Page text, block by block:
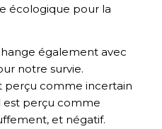
écologique pour la
également avec
notre survie.
perçu comme incertain
est perçu comme
et négatif.